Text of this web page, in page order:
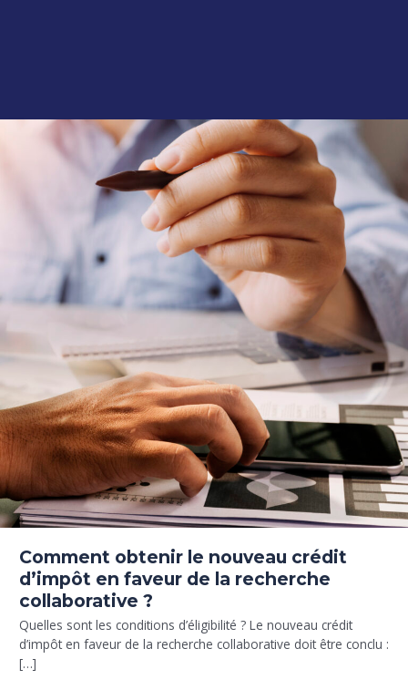
Comment obtenir le nouveau crédit
d’impôt en faveur de la recherche
collaborative ?
Quelles sont les conditions d’éligibilité ? Le nouveau crédit
d’impôt en faveur de la recherche collaborative doit être conclu :
[…]